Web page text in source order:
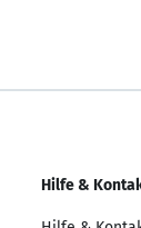
Hilfe &